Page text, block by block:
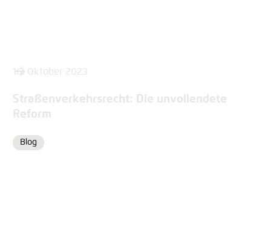
16. Oktober 2023
Straßenverkehrsrecht: Die unvollendete
Reform
Format
Blog